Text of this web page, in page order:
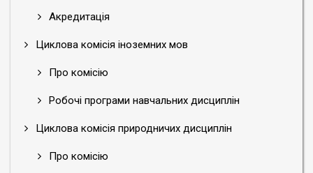
Акредитація
Циклова комісія іноземних мов
Про комісію
Робочі програми навчальних дисциплін
Циклова комісія природничих дисциплін
Про комісію